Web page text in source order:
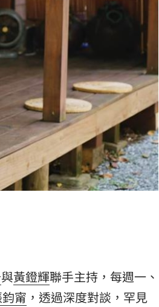
與黃鐙輝聯手主持，每週一、
甯 ，透過深度對談，罕見